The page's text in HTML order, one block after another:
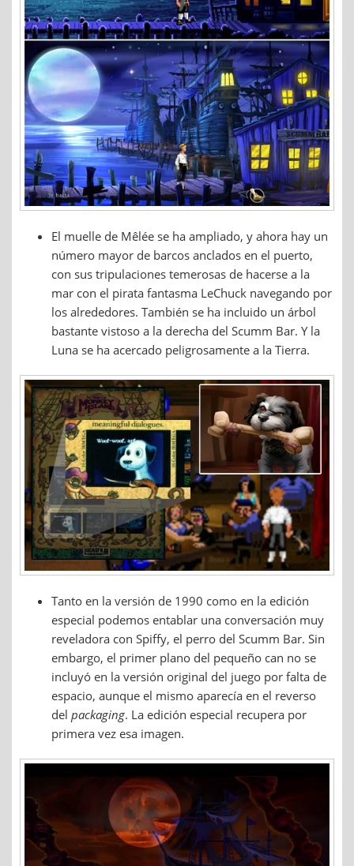
El muelle de Mêlée se ha ampliado, y ahora hay un
número mayor de barcos anclados en el puerto,
con sus tripulaciones temerosas de hacerse a la
mar con el pirata fantasma LeChuck navegando por
los alrededores. También se ha incluido un árbol
bastante vistoso a la derecha del Scumm Bar. Y la
Luna se ha acercado peligrosamente a la Tierra.
Tanto en la versión de 1990 como en la edición
especial podemos entablar una conversación muy
reveladora con Spiffy, el perro del Scumm Bar. Sin
embargo, el primer plano del pequeño can no se
incluyó en la versión original del juego por falta de
espacio, aunque el mismo aparecía en el reverso
del packaging. La edición especial recupera por
primera vez esa imagen.